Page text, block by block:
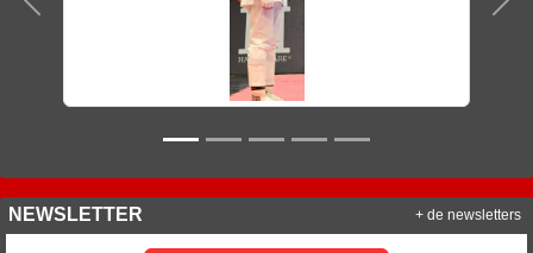
Précedent
NEWSLETTER + de newsletters